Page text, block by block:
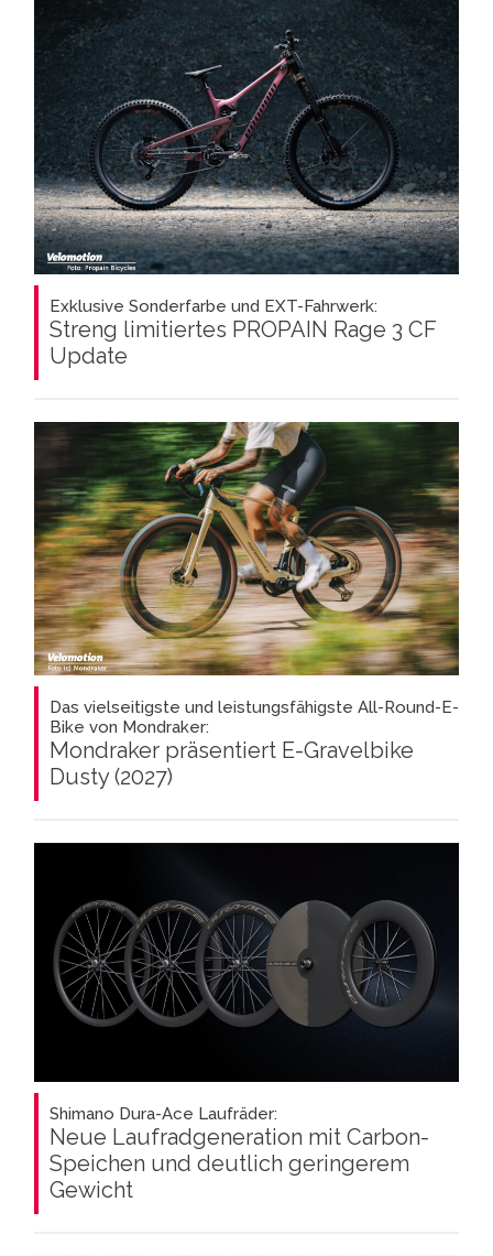
Exklusive Sonderfarbe und EXT-Fahrwerk:
Streng limitiertes PROPAIN Rage 3 CF
Update
Das vielseitigste und leistungsfähigste All-Round-E-
Bike von Mondraker:
Mondraker präsentiert E-Gravelbike
Dusty (2027)
Shimano Dura-Ace Laufräder:
Neue Laufradgeneration mit Carbon-
Speichen und deutlich geringerem
Gewicht